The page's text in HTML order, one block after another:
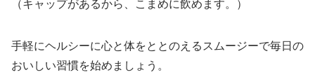
（キャップがあるから、こまめに飲めます。）
手軽にヘルシーに心と体をととのえるスムージーで毎日の
おいしい習慣を始めましょう。